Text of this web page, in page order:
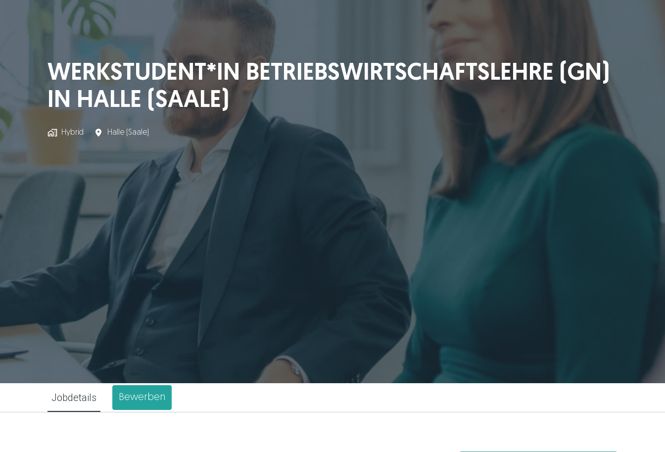
WERKSTUDENT*IN BETRIEBSWIRTSCHAFTSLEHRE (GN)
IN HALLE (SAALE)
Hybrid Halle (Saale)
Jobdetails Bewerben